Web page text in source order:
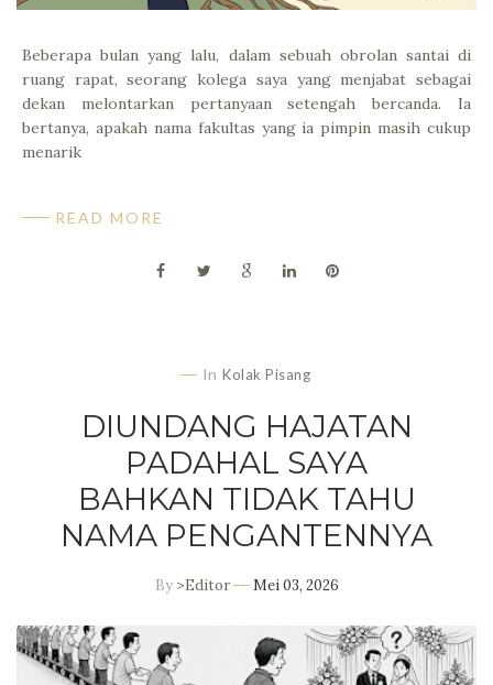
Beberapa bulan yang lalu, dalam sebuah obrolan santai di
ruang rapat, seorang kolega saya yang menjabat sebagai
dekan melontarkan pertanyaan setengah bercanda. Ia
bertanya, apakah nama fakultas yang ia pimpin masih cukup
menarik
READ MORE
In Kolak Pisang
DIUNDANG HAJATAN
PADAHAL SAYA
BAHKAN TIDAK TAHU
NAMA PENGANTENNYA
By >Editor Mei 03, 2026